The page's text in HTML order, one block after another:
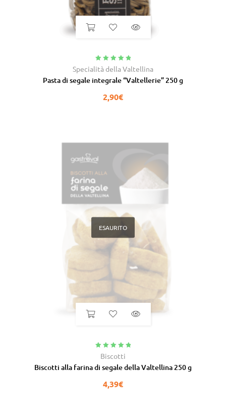
Valutato
5.00
Specialità della Valtellina
Pasta di segale integrale “Valtellerie” 250 g
2,90€
ESAURITO
Valutato 5.00
Biscotti
Biscotti alla farina di segale della Valtellina 250 g
4,39€